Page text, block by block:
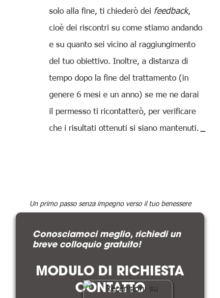
solo alla fine, ti chiederò dei feedback,
cioè dei riscontri su come stiamo andando
e su quanto sei vicino al raggiungimento
del tuo obiettivo. Inoltre, a distanza di
tempo dopo la fine del trattamento (in
genere 6 mesi e un anno) se me ne darai
il permesso ti ricontatterò, per verificare
che i risultati ottenuti si siano mantenuti.
Un primo passo senza impegno verso il tuo benessere
Conosciamoci meglio, richiedi un
breve colloquio gratuito!
MODULO DI RICHIESTA
CONTATTO